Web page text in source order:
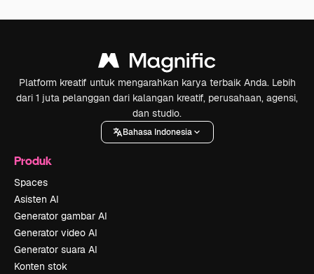
Platform kreatif untuk mengarahkan karya terbaik Anda. Lebih
dari 1 juta pelanggan dari kalangan kreatif, perusahaan, agensi,
dan studio.
Bahasa Indonesia
Produk
Spaces
Asisten AI
Generator gambar AI
Generator video AI
Generator suara AI
Konten stok